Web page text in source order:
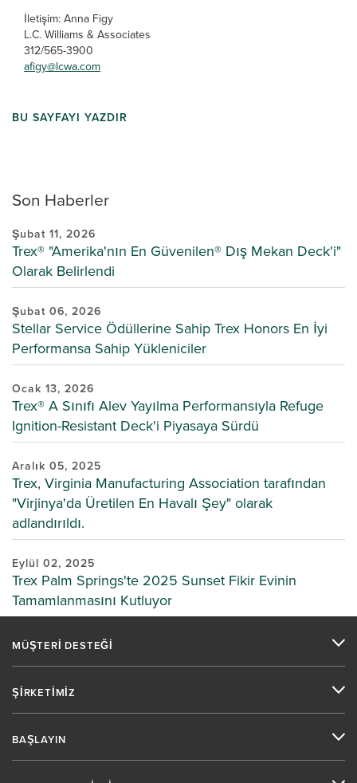
Son Haberler
Şubat 11, 2026
Trex® "Amerika'nın En Güvenilen® Dış Mekan Deck'i"
Olarak Belirlendi
Şubat 06, 2026
Stellar Service Ödüllerine Sahip Trex Honors En İyi
Performansa Sahip Yükleniciler
Ocak 13, 2026
Trex® A Sınıfı Alev Yayılma Performansıyla Refuge
Ignition-Resistant Deck'i Piyasaya Sürdü
Aralık 05, 2025
Trex, Virginia Manufacturing Association tarafından
"Virjinya'da Üretilen En Havalı Şey" olarak
adlandırıldı.
Eylül 02, 2025
Trex Palm Springs'te 2025 Sunset Fikir Evinin
Tamamlanmasını Kutluyor
İletişim: Anna Figy
L.C. Williams & Associates
312/565-3900
afigy@lcwa.com
BU SAYFAYI YAZDIR
MÜŞTERİ DESTEĞİ
ŞİRKETİMİZ
BAŞLAYIN